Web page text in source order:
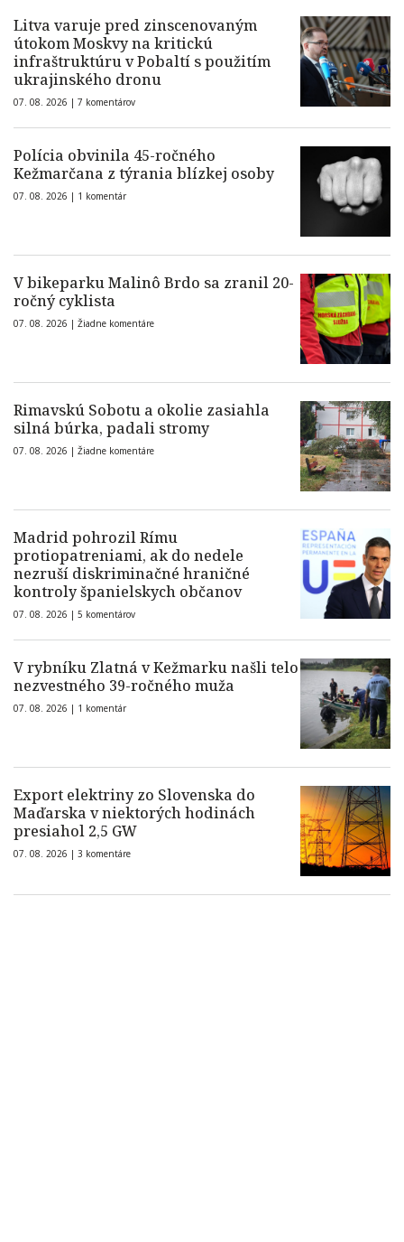
Litva varuje pred zinscenovaným
útokom Moskvy na kritickú
infraštruktúru v Pobaltí s použitím
ukrajinského dronu
07. 08. 2026 | 7 komentárov
Polícia obvinila 45-ročného
Kežmarčana z týrania blízkej osoby
07. 08. 2026 | 1 komentár
V bikeparku Malinô Brdo sa zranil 20-
ročný cyklista
07. 08. 2026 | Žiadne komentáre
Rimavskú Sobotu a okolie zasiahla
silná búrka, padali stromy
07. 08. 2026 | Žiadne komentáre
Madrid pohrozil Rímu
protiopatreniami, ak do nedele
nezruší diskriminačné hraničné
kontroly španielskych občanov
07. 08. 2026 | 5 komentárov
V rybníku Zlatná v Kežmarku našli telo
nezvestného 39-ročného muža
07. 08. 2026 | 1 komentár
Export elektriny zo Slovenska do
Maďarska v niektorých hodinách
presiahol 2,5 GW
07. 08. 2026 | 3 komentáre